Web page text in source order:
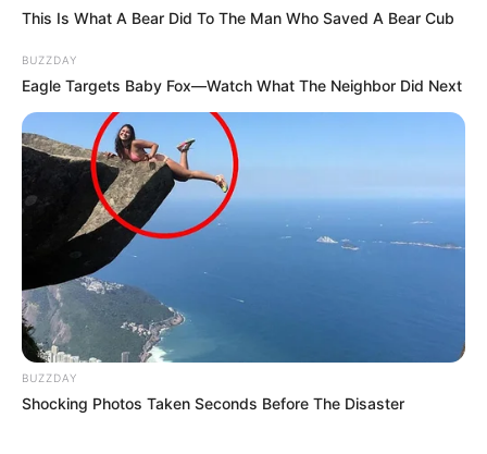
This Is What A Bear Did To The Man Who Saved A Bear Cub
BUZZDAY
Eagle Targets Baby Fox—Watch What The Neighbor Did Next
BUZZDAY
Shocking Photos Taken Seconds Before The Disaster